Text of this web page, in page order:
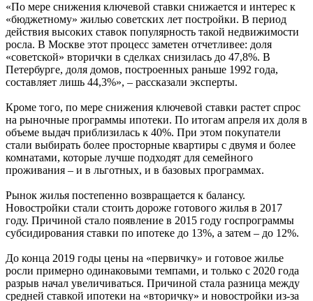
«По мере снижения ключевой ставки снижается и интерес к
«бюджетному» жилью советских лет постройки. В период
действия высоких ставок популярность такой недвижимости
росла. В Москве этот процесс заметен отчетливее: доля
«советской» вторички в сделках снизилась до 47,8%. В
Петербурге, доля домов, построенных раньше 1992 года,
составляет лишь 44,3%», – рассказали эксперты.
Кроме того, по мере снижения ключевой ставки растет спрос
на рыночные программы ипотеки. По итогам апреля их доля в
объеме выдач приблизилась к 40%. При этом покупатели
стали выбирать более просторные квартиры с двумя и более
комнатами, которые лучше подходят для семейного
проживания – и в льготных, и в базовых программах.
Рынок жилья постепенно возвращается к балансу.
Новостройки стали стоить дороже готового жилья в 2017
году. Причиной стало появление в 2015 году госпрограммы
субсидирования ставки по ипотеке до 13%, а затем – до 12%.
До конца 2019 годы цены на «первичку» и готовое жилье
росли примерно одинаковыми темпами, и только с 2020 года
разрыв начал увеличиваться. Причиной стала разница между
средней ставкой ипотеки на «вторичку» и новостройки из-за